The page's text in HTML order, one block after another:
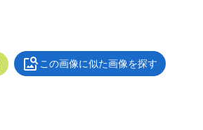
この画像に似た画像を探す